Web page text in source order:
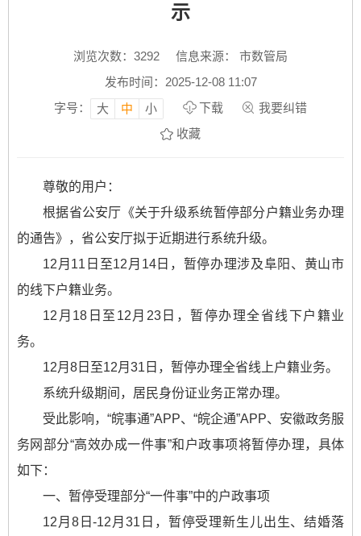
示
浏览次数： 3292
信息来源： 市数管局
发布时间：2025-12-08 11:07
字号：
大 中 小 下载
我要纠错
收藏
尊敬的用户：
根据省公安厅《关于升级系统暂停部分户籍业务办理
的通告》，省公安厅拟于近期进行系统升级。
12月11日至12月14日，暂停办理涉及阜阳、黄山市
的线下户籍业务。
12月18日至12月23日，暂停办理全省线下户籍业
务。
12月8日至12月31日，暂停办理全省线上户籍业务。
系统升级期间，居民身份证业务正常办理。
受此影响，“皖事通”APP、“皖企通”APP、安徽政务服
务网部分“高效办成一件事”和户政事项将暂停办理，具体
如下：
一、暂停受理部分“一件事”中的户政事项
12月8日-12月31日，暂停受理新生儿出生、结婚落